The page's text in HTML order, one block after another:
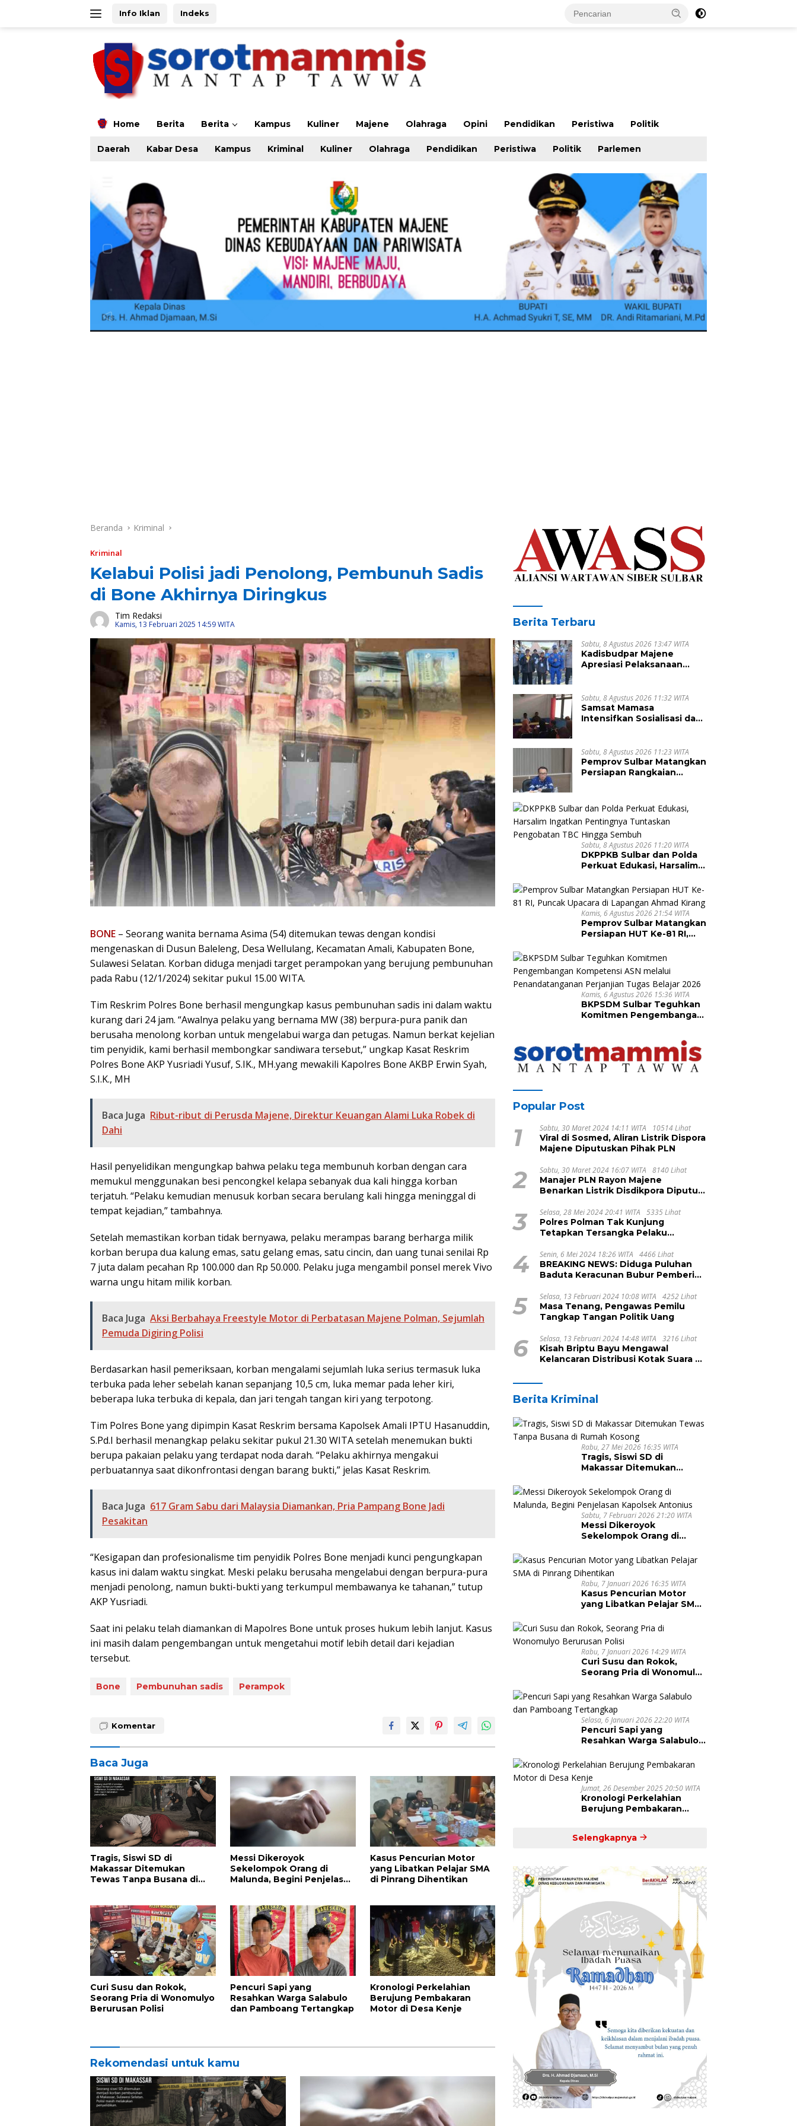
Info Iklan Indeks
Home Berita Berita Kampus Kuliner Majene Olahraga Opini Pendidikan Peristiwa Politik
Daerah Kabar Desa Kampus Kriminal Kuliner Olahraga Pendidikan Peristiwa Politik Parlemen
Beranda Kriminal
Kriminal
Kelabui Polisi jadi Penolong, Pembunuh Sadis
di Bone Akhirnya Diringkus
Tim Redaksi
Kamis, 13 Februari 2025 14:59 WITA
BONE – Seorang wanita bernama Asima (54) ditemukan tewas dengan kondisi
mengenaskan di Dusun Baleleng, Desa Wellulang, Kecamatan Amali, Kabupaten Bone,
Sulawesi Selatan. Korban diduga menjadi target perampokan yang berujung pembunuhan
pada Rabu (12/1/2024) sekitar pukul 15.00 WITA.
Tim Reskrim Polres Bone berhasil mengungkap kasus pembunuhan sadis ini dalam waktu
kurang dari 24 jam. “Awalnya pelaku yang bernama MW (38) berpura-pura panik dan
berusaha menolong korban untuk mengelabui warga dan petugas. Namun berkat kejelian
tim penyidik, kami berhasil membongkar sandiwara tersebut,” ungkap Kasat Reskrim
Polres Bone AKP Yusriadi Yusuf, S.IK., MH.yang mewakili Kapolres Bone AKBP Erwin Syah,
S.I.K., MH
Baca Juga Ribut-ribut di Perusda Majene, Direktur Keuangan Alami Luka Robek di
Dahi
Hasil penyelidikan mengungkap bahwa pelaku tega membunuh korban dengan cara
memukul menggunakan besi pencongkel kelapa sebanyak dua kali hingga korban
terjatuh. “Pelaku kemudian menusuk korban secara berulang kali hingga meninggal di
tempat kejadian,” tambahnya.
Setelah memastikan korban tidak bernyawa, pelaku merampas barang berharga milik
korban berupa dua kalung emas, satu gelang emas, satu cincin, dan uang tunai senilai Rp
7 juta dalam pecahan Rp 100.000 dan Rp 50.000. Pelaku juga mengambil ponsel merek Vivo
warna ungu hitam milik korban.
Baca Juga Aksi Berbahaya Freestyle Motor di Perbatasan Majene Polman, Sejumlah
Pemuda Digiring Polisi
Berdasarkan hasil pemeriksaan, korban mengalami sejumlah luka serius termasuk luka
terbuka pada leher sebelah kanan sepanjang 10,5 cm, luka memar pada leher kiri,
beberapa luka terbuka di kepala, dan jari tengah tangan kiri yang terpotong.
Tim Polres Bone yang dipimpin Kasat Reskrim bersama Kapolsek Amali IPTU Hasanuddin,
S.Pd.I berhasil menangkap pelaku sekitar pukul 21.30 WITA setelah menemukan bukti
berupa pakaian pelaku yang terdapat noda darah. “Pelaku akhirnya mengakui
perbuatannya saat dikonfrontasi dengan barang bukti,” jelas Kasat Reskrim.
Baca Juga 617 Gram Sabu dari Malaysia Diamankan, Pria Pampang Bone Jadi
Pesakitan
“Kesigapan dan profesionalisme tim penyidik Polres Bone menjadi kunci pengungkapan
kasus ini dalam waktu singkat. Meski pelaku berusaha mengelabui dengan berpura-pura
menjadi penolong, namun bukti-bukti yang terkumpul membawanya ke tahanan,” tutup
AKP Yusriadi.
Saat ini pelaku telah diamankan di Mapolres Bone untuk proses hukum lebih lanjut. Kasus
ini masih dalam pengembangan untuk mengetahui motif lebih detail dari kejadian
tersebut.
Bone Pembunuhan sadis Perampok
Komentar
Baca Juga
Tragis, Siswi SD di
Makassar Ditemukan
Tewas Tanpa Busana di
Messi Dikeroyok
Sekelompok Orang di
Malunda, Begini Penjelasan
Kasus Pencurian Motor
yang Libatkan Pelajar SMA
di Pinrang Dihentikan
Curi Susu dan Rokok,
Seorang Pria di Wonomulyo
Berurusan Polisi
Pencuri Sapi yang
Resahkan Warga Salabulo
dan Pamboang Tertangkap
Kronologi Perkelahian
Berujung Pembakaran
Motor di Desa Kenje
Rekomendasi untuk kamu
Berita Terbaru
Sabtu, 8 Agustus 2026 13:47 WITA
Kadisbudpar Majene
Apresiasi Pelaksanaan
Sabtu, 8 Agustus 2026 11:32 WITA
Samsat Mamasa
Intensifkan Sosialisasi dan
Kepatuhan Wajib Pajak
Sabtu, 8 Agustus 2026 11:23 WITA
Pemprov Sulbar Matangkan
Persiapan Rangkaian
Indonesia
Sabtu, 8 Agustus 2026 11:20 WITA
DKPPKB Sulbar dan Polda
Perkuat Edukasi, Harsalim
Tuntaskan Pengobatan
TBC Hingga Sembuh
Kamis, 6 Agustus 2026 21:54 WITA
Pemprov Sulbar Matangkan
Persiapan HUT Ke-81 RI,
Lapangan Ahmad Kirang
Kamis, 6 Agustus 2026 15:36 WITA
BKPSDM Sulbar Teguhkan
Komitmen Pengembangan
Perjanjian Tugas Belajar
2026
Popular Post
1 Sabtu, 30 Maret 2024 14:11 WITA 10514 Lihat
Viral di Sosmed, Aliran Listrik Dispora
Majene Diputuskan Pihak PLN
2 Sabtu, 30 Maret 2024 16:07 WITA 8140 Lihat
Manajer PLN Rayon Majene
Benarkan Listrik Disdikpora Diputus
3 Selasa, 28 Mei 2024 20:41 WITA 5335 Lihat
Polres Polman Tak Kunjung
Tetapkan Tersangka Pelaku
4 Senin, 6 Mei 2024 18:26 WITA 4466 Lihat
BREAKING NEWS: Diduga Puluhan
Baduta Keracunan Bubur Pemberian
5 Selasa, 13 Februari 2024 10:08 WITA 4252 Lihat
Masa Tenang, Pengawas Pemilu
Tangkap Tangan Politik Uang
6 Selasa, 13 Februari 2024 14:48 WITA 3216 Lihat
Kisah Briptu Bayu Mengawal
Kelancaran Distribusi Kotak Suara di
Sungai dan Jalan Terjal
Berita Kriminal
Rabu, 27 Mei 2026 16:35 WITA
Tragis, Siswi SD di
Makassar Ditemukan
Rumah Kosong
Sabtu, 7 Februari 2026 21:20 WITA
Messi Dikeroyok
Sekelompok Orang di
Kapolsek Antonius
Rabu, 7 Januari 2026 16:35 WITA
Kasus Pencurian Motor
yang Libatkan Pelajar SMA
Rabu, 7 Januari 2026 14:29 WITA
Curi Susu dan Rokok,
Seorang Pria di Wonomulyo
Selasa, 6 Januari 2026 22:20 WITA
Pencuri Sapi yang
Resahkan Warga Salabulo
Jumat, 26 Desember 2025 20:50 WITA
Kronologi Perkelahian
Berujung Pembakaran
Selengkapnya